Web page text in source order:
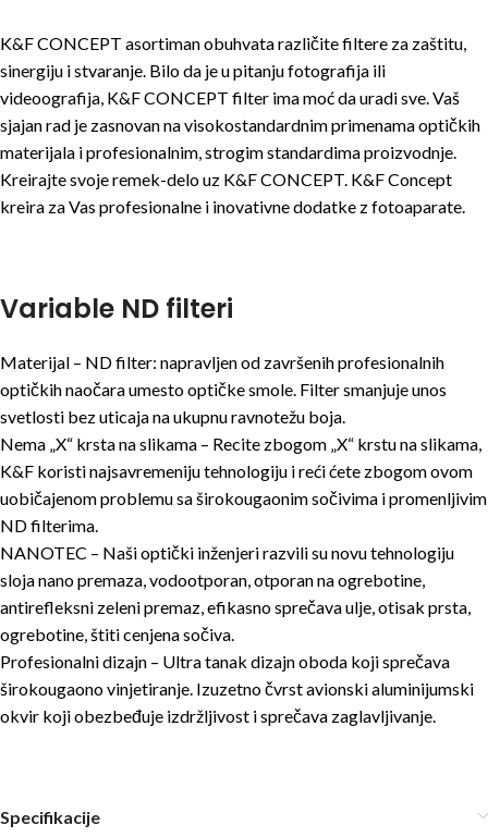
K&F CONCEPT asortiman obuhvata različite filtere za zaštitu,
sinergiju i stvaranje. Bilo da je u pitanju fotografija ili
videoografija, K&F CONCEPT filter ima moć da uradi sve. Vaš
sjajan rad je zasnovan na visokostandardnim primenama optičkih
materijala i profesionalnim, strogim standardima proizvodnje.
Kreirajte svoje remek-delo uz K&F CONCEPT. K&F Concept
kreira za Vas profesionalne i inovativne dodatke z fotoaparate.
Variable ND filteri
Materijal – ND filter: napravljen od završenih profesionalnih
optičkih naočara umesto optičke smole. Filter smanjuje unos
svetlosti bez uticaja na ukupnu ravnotežu boja.
Nema „X“ krsta na slikama – Recite zbogom „X“ krstu na slikama,
K&F koristi najsavremeniju tehnologiju i reći ćete zbogom ovom
uobičajenom problemu sa širokougaonim sočivima i promenljivim
ND filterima.
NANOTEC – Naši optički inženjeri razvili su novu tehnologiju
sloja nano premaza, vodootporan, otporan na ogrebotine,
antirefleksni zeleni premaz, efikasno sprečava ulje, otisak prsta,
ogrebotine, štiti cenjena sočiva.
Profesionalni dizajn – Ultra tanak dizajn oboda koji sprečava
širokougaono vinjetiranje. Izuzetno čvrst avionski aluminijumski
okvir koji obezbeđuje izdržljivost i sprečava zaglavljivanje.
Specifikacije